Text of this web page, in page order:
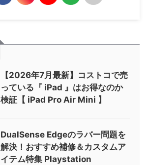
【2026年7月最新】コストコで売
っている『 iPad 』はお得なのか
検証【 iPad Pro Air Mini 】
DualSense Edgeのラバー問題を
解決！おすすめ補修＆カスタムア
イテム特集 Playstation